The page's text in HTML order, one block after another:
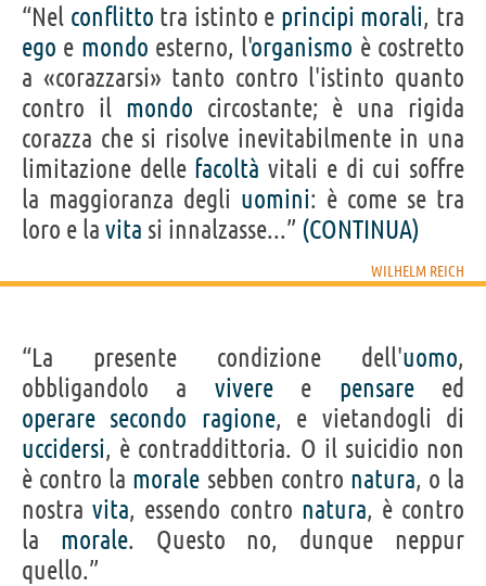
“Nel conflitto tra istinto e principi morali, tra
ego e mondo esterno, l'organismo è costretto
a «corazzarsi» tanto contro l'istinto quanto
contro il mondo circostante; è una rigida
corazza che si risolve inevitabilmente in una
limitazione delle facoltà vitali e di cui soffre
la maggioranza degli uomini: è come se tra
loro e la vita si innalzasse...” (CONTINUA)
WILHELM REICH
“La presente condizione dell'uomo,
obbligandolo a viveree pensareed
operare secondo ragione, e vietandogli di
uccidersi, è contraddittoria. O il suicidio non
è contro la morale sebben contro natura, o la
nostravita, essendo contro natura, è contro
la morale. Questo no, dunque neppur
quello.”